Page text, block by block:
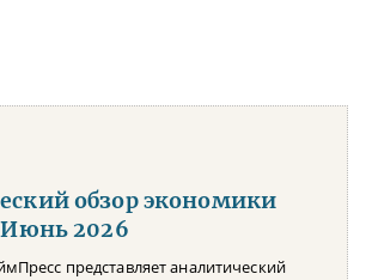
обзор экономики
Июнь 2026
представляет аналитический